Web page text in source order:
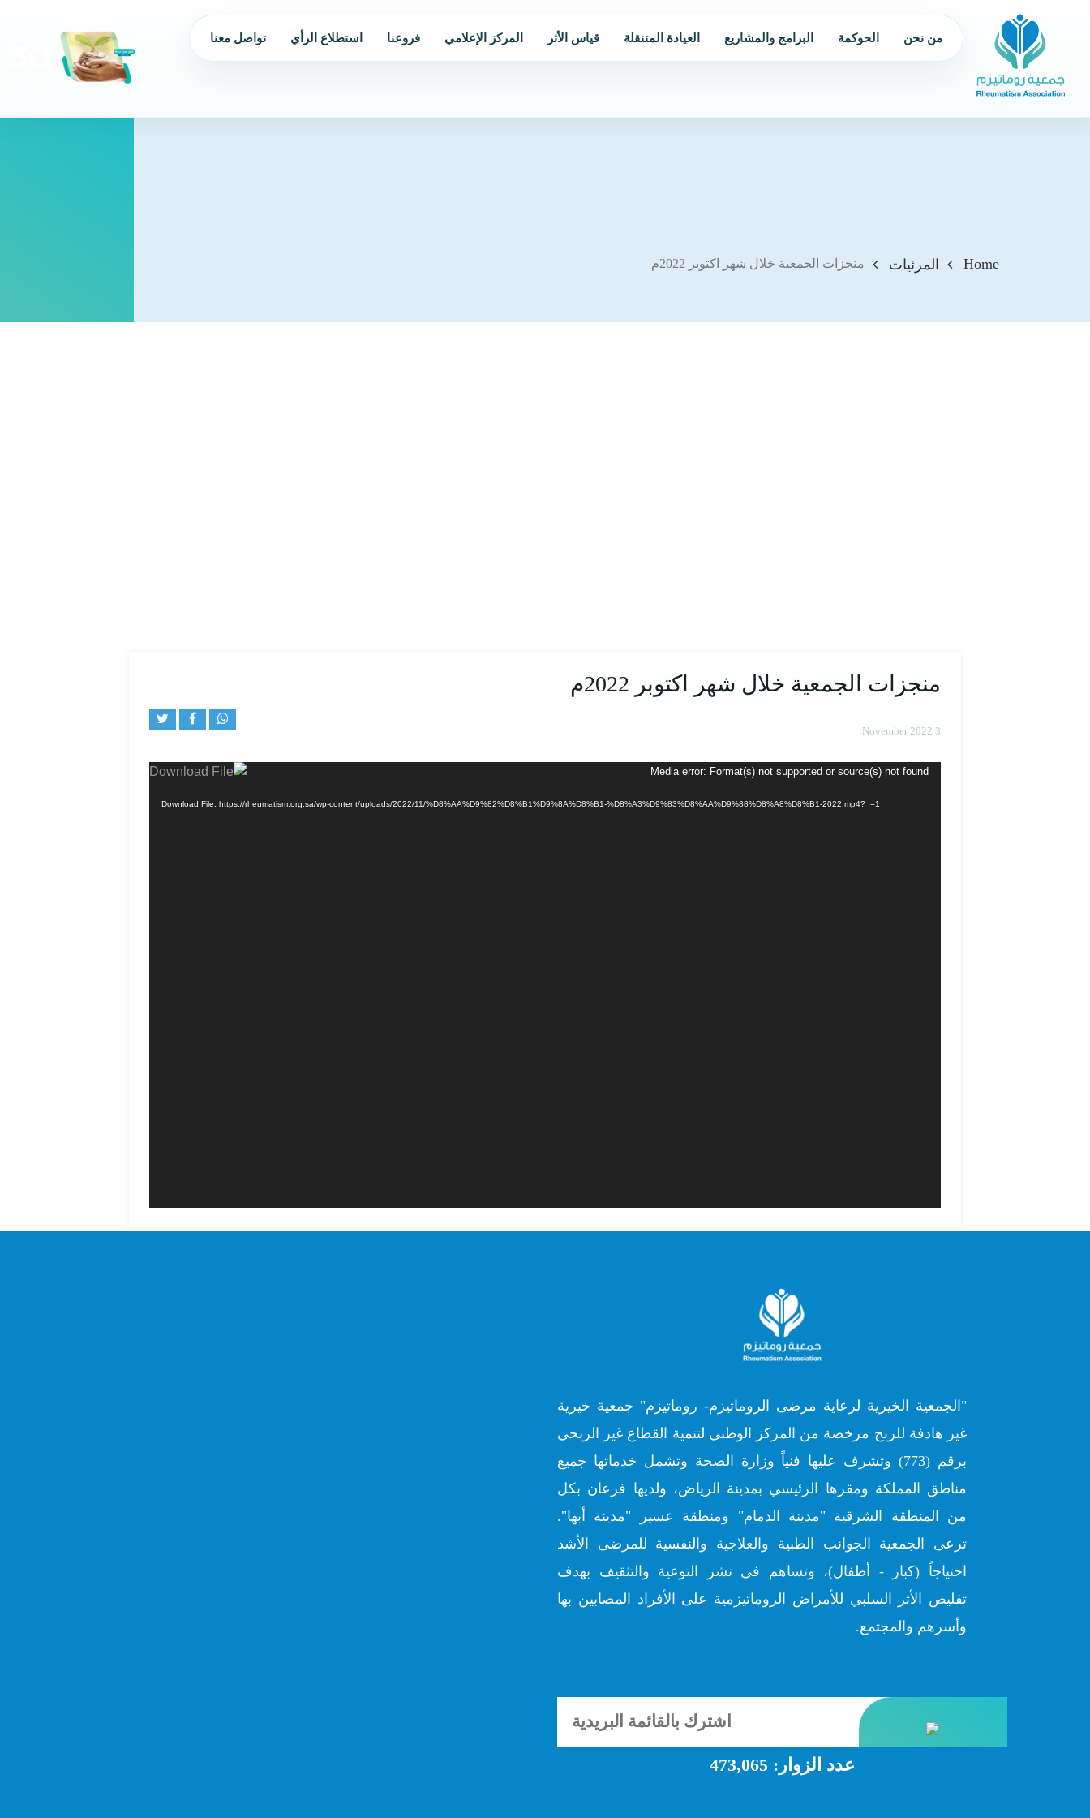
الحوكمة من نحن الحوكمة البرامج والمشاريع العيادة المتنقلة قياس الأثر المركز الإعلامي فروعنا استطلاع الرأي تواصل معنا
Home المرئيات منجزات الجمعية خلال شهر اكتوبر 2022م
منجزات الجمعية خلال شهر اكتوبر 2022م
3 November 2022
Media error: Format(s) not supported or source(s) not found
Download File: https://rheumatism.org.sa/wp-content/uploads/2022/11/%D8%AA%D9%82%D8%B1%D9%8A%D8%B1-%D8%A3%D9%83%D8%AA%D9%88%D8%A8%D8%B1-2022.mp4?_=1
"الجمعية الخيرية لرعاية مرضى الروماتيزم- روماتيزم" جمعية خيرية
غير هادفة للربح مرخصة من المركز الوطني لتنمية القطاع غير الربحي
برقم (773) وتشرف عليها فنياً وزارة الصحة وتشمل خدماتها جميع
مناطق المملكة ومقرها الرئيسي بمدينة الرياض، ولديها فرعان بكل
من المنطقة الشرقية "مدينة الدمام" ومنطقة عسير "مدينة أبها".
ترعى الجمعية الجوانب الطبية والعلاجية والنفسية للمرضى الأشد
احتياجاً (كبار - أطفال)، وتساهم في نشر التوعية والتثقيف بهدف
تقليص الأثر السلبي للأمراض الروماتيزمية على الأفراد المصابين بها
وأسرهم والمجتمع.
عدد الزوار: 473,065